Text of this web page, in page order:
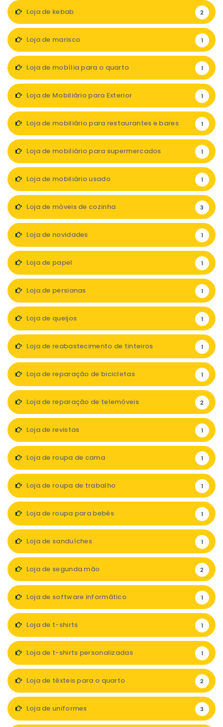
Loja de kebab 2
Loja de marisco 1
Loja de mobília para o quarto 1
Loja de Mobiliário para Exterior 1
Loja de mobiliário para restaurantes e bares 1
Loja de mobiliário para supermercados 1
Loja de mobiliário usado 1
Loja de móveis de cozinha 3
Loja de novidades 1
Loja de papel 1
Loja de persianas 1
Loja de queijos 1
Loja de reabastecimento de tinteiros 1
Loja de reparação de bicicletas 1
Loja de reparação de telemóveis 2
Loja de revistas 1
Loja de roupa de cama 1
Loja de roupa de trabalho 1
Loja de roupa para bebés 1
Loja de sanduíches 1
Loja de segunda mão 2
Loja de software informático 1
Loja de t-shirts 1
Loja de t-shirts personalizadas 1
Loja de têxteis para o quarto 2
Loja de uniformes 3